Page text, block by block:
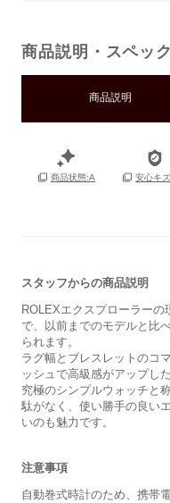
商品説明・スペック
商品説明
商品状態:A 安心キ
スタッフからの商品説明
ROLEXエクスプローラー
で、以前までのモデルと比
られます。
ラグ幅とブレスレットのコ
ッシュで高級感がアップした
究極のシンプルウォッチと
駄がなく、使い勝手の良い
いのも魅力です。
注意事項
自動巻式時計のため、携帯
保証書